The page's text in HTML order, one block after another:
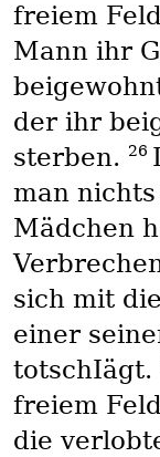
freiem
Mann ihr
der ihr
sterben. 26
man
Mädchen
sich mit
einer
totschIägt.
freiem
die